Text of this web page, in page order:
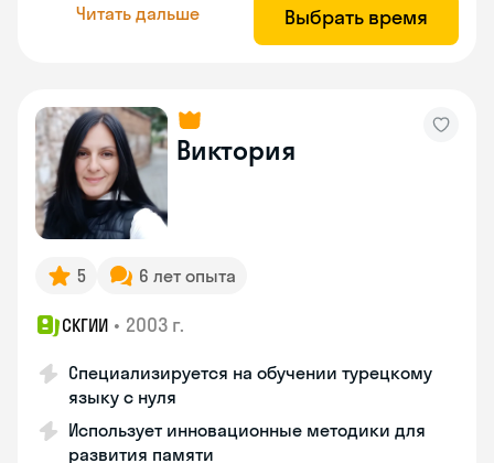
Читать дальше Выбрать время
Виктория
5 6 лет опыта
СКГИИ • 2003 г.
Специализируется на обучении турецкому
языку с нуля
Использует инновационные методики для
развития памяти